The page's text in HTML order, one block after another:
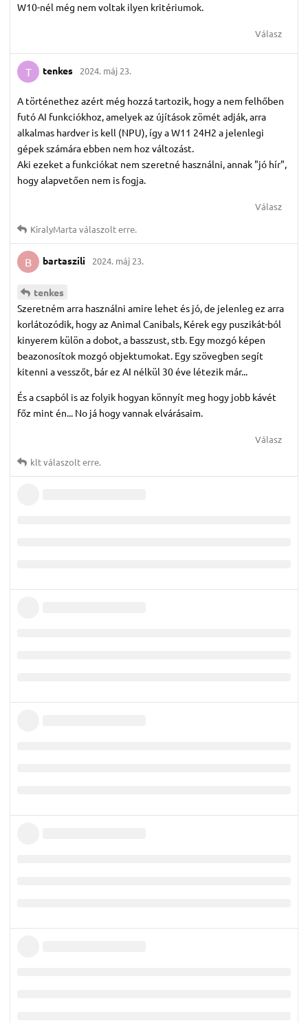
W10-nél még nem voltak ilyen kritériumok.
Válasz
T tenkes 2024. máj 23.
A történethez azért még hozzá tartozik, hogy a nem felhőben
futó AI funkciókhoz, amelyek az újítások zömét adják, arra
alkalmas hardver is kell (NPU), így a W11 24H2 a jelenlegi
gépek számára ebben nem hoz változást.
Aki ezeket a funkciókat nem szeretné használni, annak "jó hír",
hogy alapvetően nem is fogja.
Válasz
KiralyMarta válaszolt erre.
B bartaszili 2024. máj 23.
tenkes
Szeretném arra használni amire lehet és jó, de jelenleg ez arra
korlátozódik, hogy az Animal Canibals, Kérek egy puszikát-ból
kinyerem külön a dobot, a basszust, stb. Egy mozgó képen
beazonosítok mozgó objektumokat. Egy szövegben segít
kitenni a vesszőt, bár ez AI nélkül 30 éve létezik már...
És a csapból is az folyik hogyan könnyít meg hogy jobb kávét
főz mint én... No já hogy vannak elvárásaim.
Válasz
kltválaszolt erre.